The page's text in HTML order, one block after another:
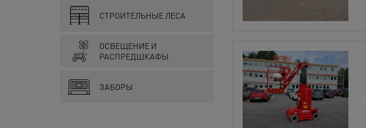
СТРОИТЕЛЬНЫЕ ЛЕСА
ОСВЕЩЕНИЕ И
РАСПРЕДШКАФЫ
ЗАБОРЫ